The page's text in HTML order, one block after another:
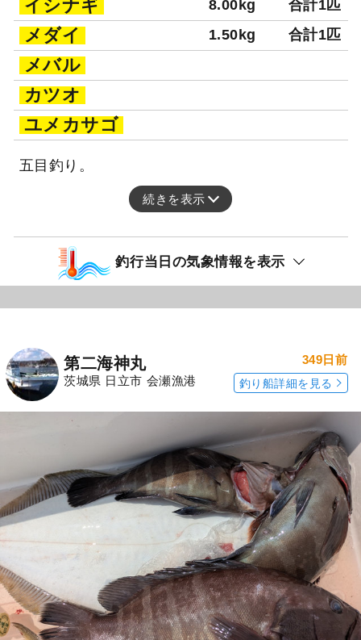
イシナギ 8.00kg 合計1匹
メダイ 1.50kg 合計1匹
メバル
カツオ
ユメカサゴ
五目釣り。
続きを表示
釣行当日の気象情報を表示
第二海神丸
茨城県 日立市 会瀬漁港
349日前
釣り船詳細を見る